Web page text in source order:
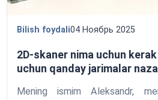
2D-skaner nima uchun
uchun qanday jarimalar
Bilish foydali04 Ноябрь 2025
Mening ismim Aleksandr,